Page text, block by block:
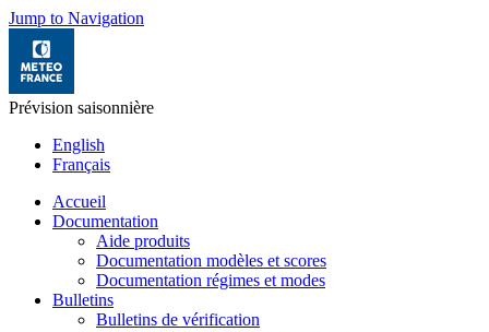
Jump to Navigation
Prévision saisonnière
English
Français
Accueil
Documentation
Aide produits
Documentation modèles et scores
Documentation régimes et modes
Bulletins
Bulletins de vérification